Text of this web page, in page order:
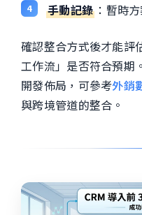
手動記錄 ：暫時
確認整合方式後才能評
工作流」是否符合預期
開發佈局，可參考外銷
與跨境管道的整合。